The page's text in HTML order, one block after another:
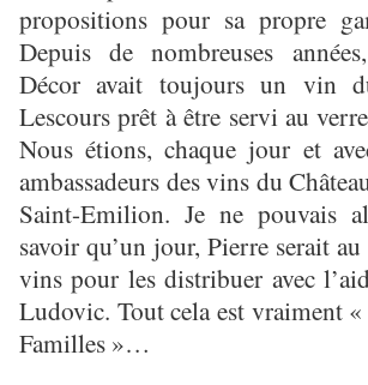
propositions pour sa propre
Depuis de nombreuses
Décor avait toujours un vin
Lescours prêt à être servi au
Nous étions, chaque jour et
ambassadeurs des vins du
Saint-Emilion. Je ne pouvais
savoir qu’un jour, Pierre serait
vins pour les distribuer avec
Ludovic. Tout cela est vraiment
Familles »…